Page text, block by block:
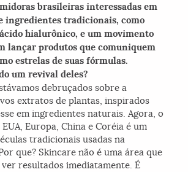
brasileiras interessadas em
ingredientes tradicionais, como
hialurônico, e um movimento
lançar produtos que comuniquem
estrelas de suas fórmulas.
um revival deles?
debruçados sobre a
extratos de plantas, inspirados
em ingredientes naturais. Agora, o
Europa, China e Coréia é um
tradicionais usadas na
que? Skincare não é uma área que
ver resultados imediatamente. É